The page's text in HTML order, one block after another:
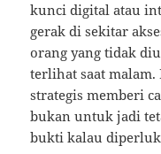
kunci digital atau
gerak di sekitar
orang yang tidak
terlihat saat
strategis memberi
bukan untuk jadi
bukti kalau